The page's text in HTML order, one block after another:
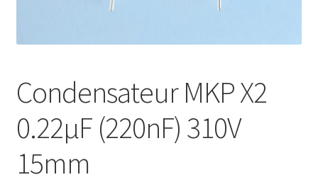
Condensateur MKP X2
0.22µF (220nF) 310V
15mm